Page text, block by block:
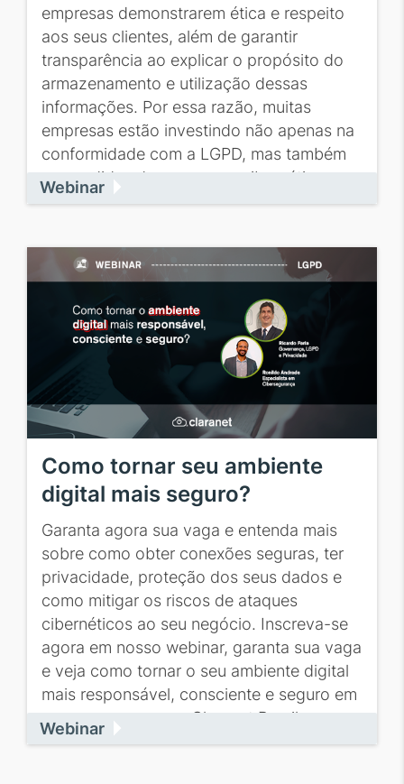
empresas demonstrarem ética e respeito
aos seus clientes, além de garantir
transparência ao explicar o propósito do
armazenamento e utilização dessas
informações. Por essa razão, muitas
empresas estão investindo não apenas na
conformidade com a LGPD, mas também
em medidas de segurança cibernética.
Webinar
Como tornar seu ambiente
digital mais seguro?
Garanta agora sua vaga e entenda mais
sobre como obter conexões seguras, ter
privacidade, proteção dos seus dados e
como mitigar os riscos de ataques
cibernéticos ao seu negócio. Inscreva-se
agora em nosso webinar, garanta sua vaga
e veja como tornar o seu ambiente digital
mais responsável, consciente e seguro em
sua empresa com a Claranet Brasil.
Webinar